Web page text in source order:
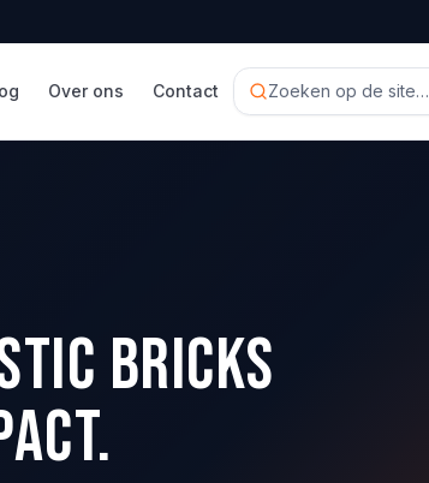
Over ons Contact Zoeken op de site…
Bricks